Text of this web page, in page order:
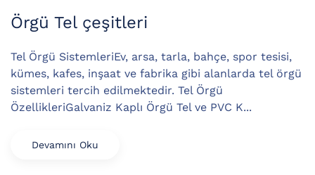
Örgü Tel çeşitleri
Tel Örgü SistemleriEv, arsa, tarla, bahçe, spor tesisi,
kümes, kafes, inşaat ve fabrika gibi alanlarda tel örgü
sistemleri tercih edilmektedir. Tel Örgü
ÖzellikleriGalvaniz Kaplı Örgü Tel ve PVC K...
Devamını Oku